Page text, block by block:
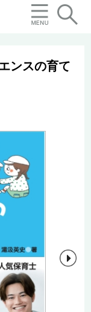
ンスの育て